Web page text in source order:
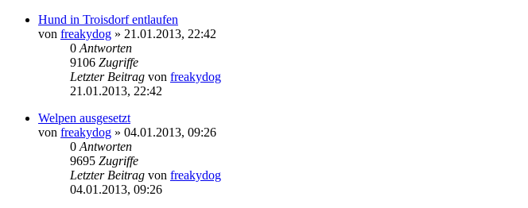
Hund in Troisdorf entlaufen
von freakydog » 21.01.2013, 22:42
0 Antworten
9106 Zugriffe
Letzter Beitrag von freakydog
21.01.2013, 22:42
Welpen ausgesetzt
von freakydog » 04.01.2013, 09:26
0 Antworten
9695 Zugriffe
Letzter Beitrag von freakydog
04.01.2013, 09:26